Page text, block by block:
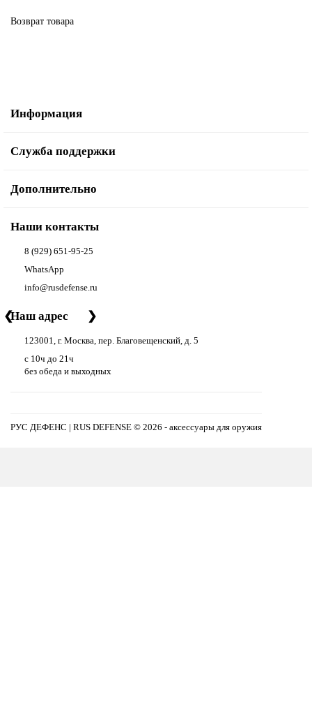
Возврат товара
Информация
Служба поддержки
Дополнительно
Наши контакты
8 (929) 651-95-25
WhatsApp
info@rusdefense.ru
❮Наш адрес ❯
123001, г. Москва, пер. Благовещенский, д. 5
с 10ч до 21ч
без обеда и выходных
РУС ДЕФЕНС | RUS DEFENSE © 2026 - аксессуары для оружия